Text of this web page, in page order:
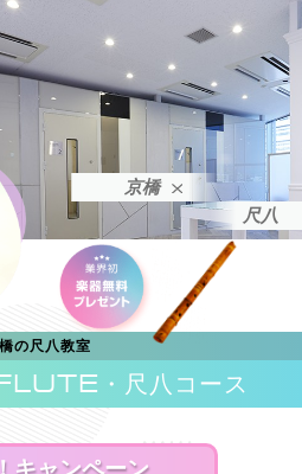
京橋
尺八
の尺八教室
・尺八コース
キャンペーン